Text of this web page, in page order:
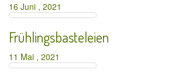
16 Juni , 2021
Frühlingsbasteleien
11 Mai , 2021